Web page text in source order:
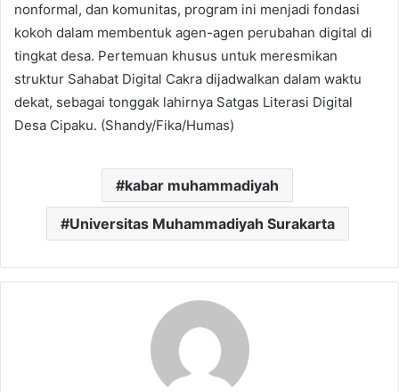
nonformal, dan komunitas, program ini menjadi fondasi
kokoh dalam membentuk agen-agen perubahan digital di
tingkat desa. Pertemuan khusus untuk meresmikan
struktur Sahabat Digital Cakra dijadwalkan dalam waktu
dekat, sebagai tonggak lahirnya Satgas Literasi Digital
Desa Cipaku. (Shandy/Fika/Humas)
kabar muhammadiyah
Universitas Muhammadiyah Surakarta